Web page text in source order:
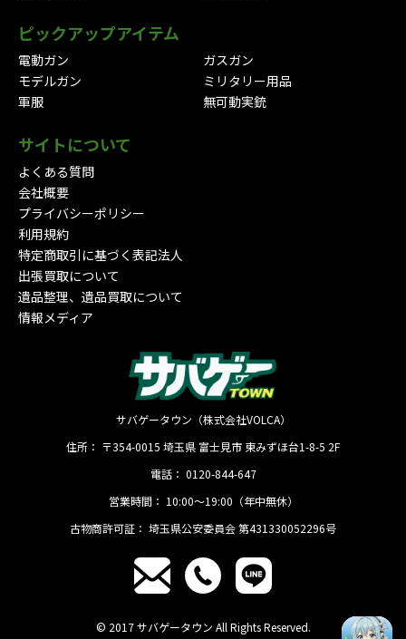
ピックアップアイテム
電動ガン
ガスガン
モデルガン
ミリタリー用品
軍服
無可動実銃
サイトについて
よくある質問
会社概要
プライバシーポリシー
利用規約
特定商取引に基づく表記法人
出張買取について
遺品整理、遺品買取について
情報メディア
サバゲータウン（株式会社VOLCA）
住所： 〒354-0015 埼玉県 富士見市 東みずほ台1-8-5 2F
電話： 0120-844-647
営業時間： 10:00〜19:00（年中無休）
古物商許可証： 埼玉県公安委員会 第431330052296号
© 2017 サバゲータウン All Rights Reserved.